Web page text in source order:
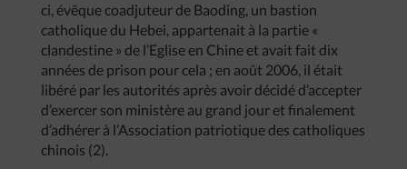
ci, évêque coadjuteur de Baoding, un bastion
catholique du Hebei, appartenait à la partie «
clandestine » de l’Eglise en Chine et avait fait dix
années de prison pour cela ; en août 2006, il était
libéré par les autorités après avoir décidé d’accepter
d’exercer son ministère au grand jour et finalement
d’adhérer à l’Association patriotique des catholiques
chinois (2).